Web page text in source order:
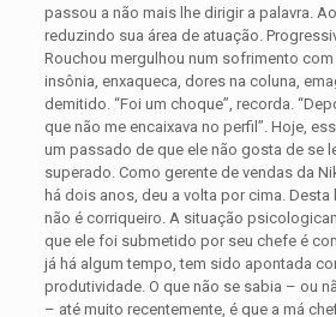
passou a não mais lhe dirigir a palavra.
reduzindo sua área de atuação.
Rouchou mergulhou num sofrimento
insônia, enxaqueca, dores na coluna,
demitido. “Foi um choque”, recorda.
que não me encaixava no perfil”. Hoje,
um passado de que ele não gosta de se
superado. Como gerente de vendas da
há dois anos, deu a volta por cima.
não é corriqueiro. A situação
que ele foi submetido por seu chefe é
já há algum tempo, tem sido apontada
produtividade. O que não se sabia – ou
– até muito recentemente, é que a má